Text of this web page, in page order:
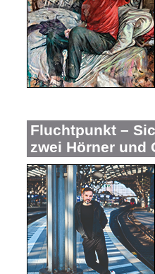
Fluchtpunkt –
zwei Hörner und